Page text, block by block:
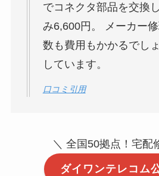
でコネクタ部品を交換
み6,600円。 メーカー
数も費用もかかるでし
しています。
口コミ引用
＼ 全国50拠点！宅配
ダイワンテレコム